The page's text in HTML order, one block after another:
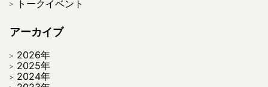
トークイベント
アーカイブ
2026年
2025年
2024年